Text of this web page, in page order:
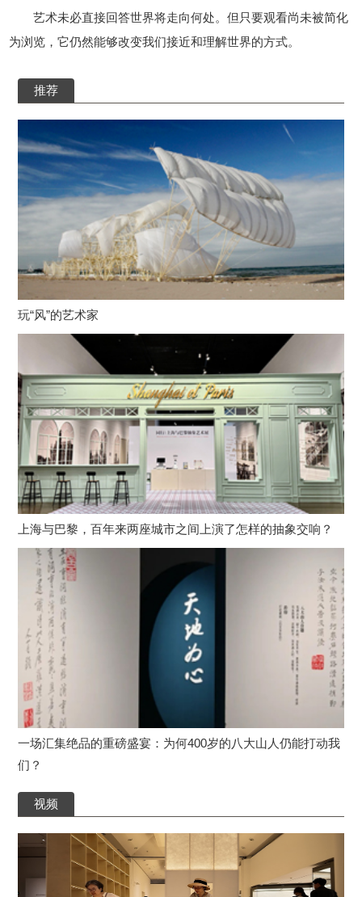
艺术未必直接回答世界将走向何处。但只要观看尚未被简化
为浏览，它仍然能够改变我们接近和理解世界的方式。
推荐
玩“风”的艺术家
上海与巴黎，百年来两座城市之间上演了怎样的抽象交响？
一场汇集绝品的重磅盛宴：为何400岁的八大山人仍能打动我
们？
视频